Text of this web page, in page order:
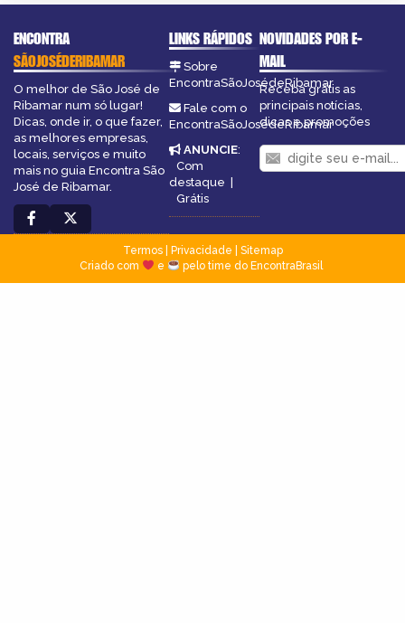
ENCONTRA
SÃOJOSÉDERIBAMAR
O melhor de São José de
Ribamar num só lugar!
Dicas, onde ir, o que fazer,
as melhores empresas,
locais, serviços e muito
mais no guia Encontra São
José de Ribamar.
LINKS RÁPIDOS
Sobre
EncontraSãoJosédeRibamar
Fale com o
EncontraSãoJosédeRibamar
ANUNCIE:
Com
destaque |
Grátis
NOVIDADES POR E-
MAIL
Receba grátis as
principais notícias,
dicas e promoções
Termos| Privacidade
Sitemap
Criado com
e pelo time do EncontraBrasil